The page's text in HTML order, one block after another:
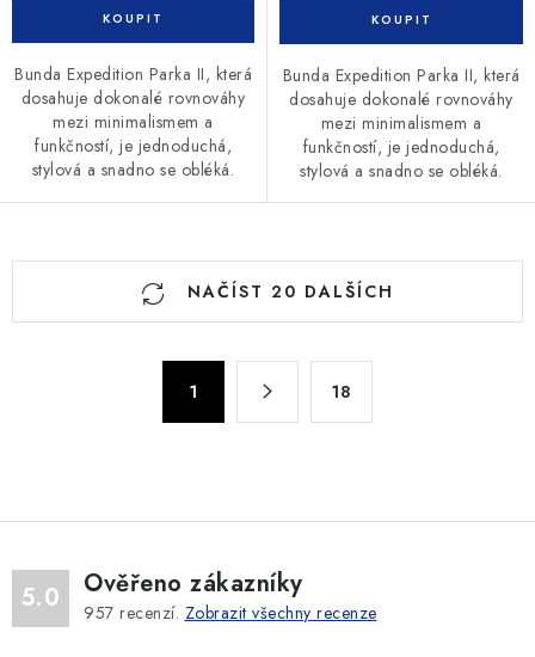
Bunda Expedition Parka II, která
dosahuje dokonalé rovnováhy
mezi minimalismem a
funkčností, je jednoduchá,
stylová a snadno se obléká.
Bunda Expedition Parka II, která
dosahuje dokonalé rovnováhy
mezi minimalismem a
funkčností, je jednoduchá,
stylová a snadno se obléká.
O
p
v
k
NAČÍST 20 DALŠÍCH
k
v
á
n
1 18
5.0 Ověřeno zákazníky
957 recenzí. Zobrazit všechny recenze